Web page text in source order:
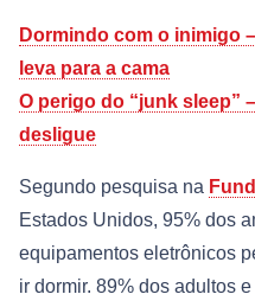
Dormindo com o inimigo
leva para a cama
O perigo do “junk sleep”
desligue
Segundo pesquisa na
Estados Unidos, 95% dos
equipamentos eletrônicos
ir dormir. 89% dos adultos